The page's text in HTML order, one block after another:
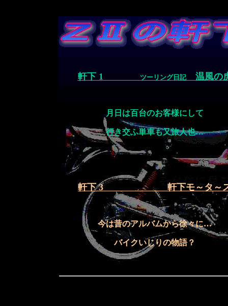
軒下 1 ツーリング日記温風の
月日は百台のお客様にして
行き交ふ単車も又旅人也…
軒下 3 軒下モ～タ～
今は昔のアルバムから徐々に…
バイクいじりの物語？